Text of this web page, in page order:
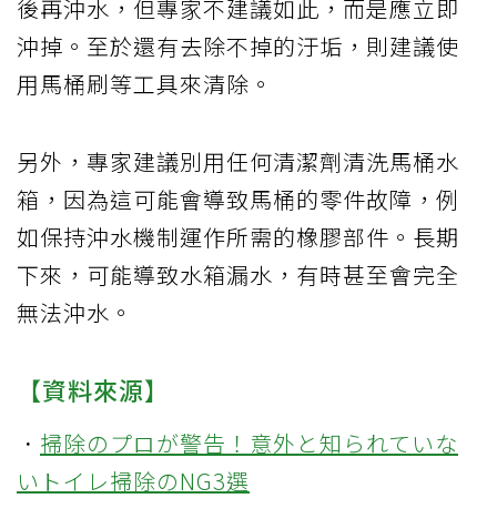
後再沖水，但專家不建議如此，而是應立即
沖掉。至於還有去除不掉的汙垢，則建議使
用馬桶刷等工具來清除。
另外，專家建議別用任何清潔劑清洗馬桶水
箱，因為這可能會導致馬桶的零件故障，例
如保持沖水機制運作所需的橡膠部件。長期
下來，可能導致水箱漏水，有時甚至會完全
無法沖水。
【資料來源】
． 掃除のプロが警告！意外と知られていな
いトイレ掃除のNG3選